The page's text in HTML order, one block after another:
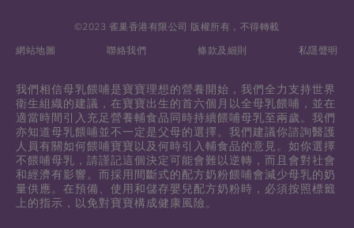
©2023 雀巢香港有限公司 版權所有，不得轉載
網站地圖
聯絡我們 條款及細則 私隱聲明
我們相信母乳餵哺是寶寶理想的營養開始，我們全力支持世界
衛生組織的建議，在寶寶出生的首六個月以全母乳餵哺，並在
適當時間引入充足營養輔食品同時持續餵哺母乳至兩歲。我們
亦知道母乳餵哺並不一定是父母的選擇。我們建議你諮詢醫護
人員有關如何餵哺寶寶以及何時引入輔食品的意見。如你選擇
不餵哺母乳，請謹記這個決定可能會難以逆轉，而且會對社會
和經濟有影響。而採用間斷式的配方奶粉餵哺會減少母乳的奶
量供應。在預備、使用和儲存嬰兒配方奶粉時，必須按照標籤
上的指示，以免對寶寶構成健康風險。